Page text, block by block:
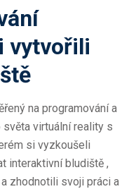
vytvořili
na programování a
virtuální reality s
si vyzkoušeli
interaktivní bludiště ,
zhodnotili svoji práci a